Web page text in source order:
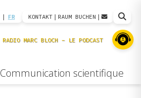
| FR KONTAKT | RAUM BUCHEN |
Communication scientifique